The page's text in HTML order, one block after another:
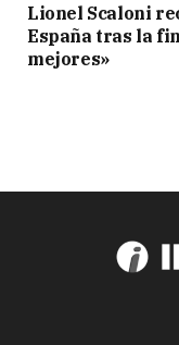
Lionel Scaloni
España tras la
mejores»